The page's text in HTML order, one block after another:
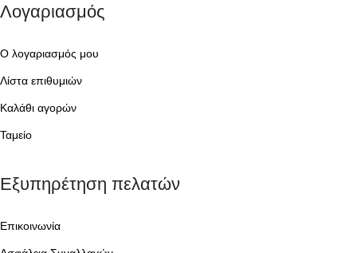
Λογαριασμός
Ο λογαριασμός μου
Λίστα επιθυμιών
Καλάθι αγορών
Ταμείο
Εξυπηρέτηση πελατών
Επικοινωνία